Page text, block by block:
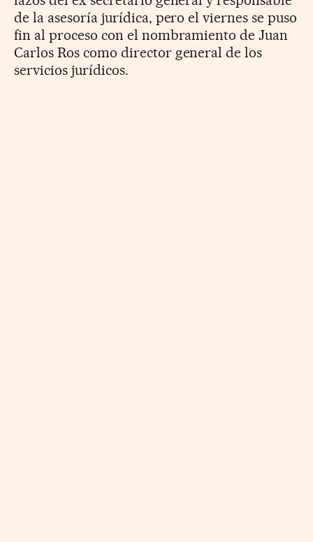
de la asesoría jurídica, pero el viernes se puso
fin al proceso con el nombramiento de Juan
Carlos Ros como director general de los
servicios jurídicos.